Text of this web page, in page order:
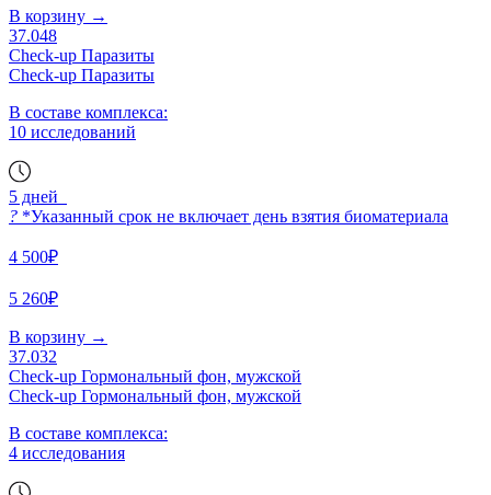
В корзину →
37.048
Check-up Паразиты
Check-up Паразиты
В составе комплекса:
10 исследований
5 дней
? *Указанный срок не включает день взятия биоматериала
4 500₽
5 260₽
В корзину →
37.032
Check-up Гормональный фон, мужской
Check-up Гормональный фон, мужской
В составе комплекса:
4 исследования